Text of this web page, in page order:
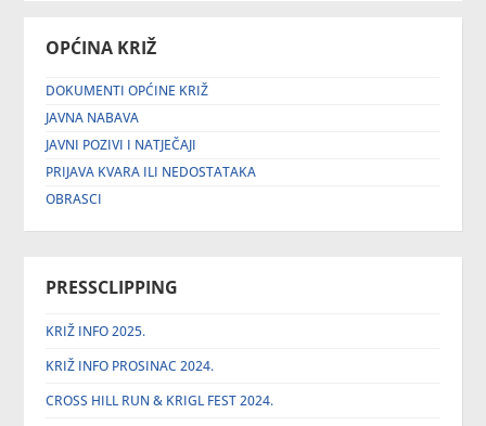
OPĆINA KRIŽ
DOKUMENTI OPĆINE KRIŽ
JAVNA NABAVA
JAVNI POZIVI I NATJEČAJI
PRIJAVA KVARA ILI NEDOSTATAKA
OBRASCI
PRESSCLIPPING
KRIŽ INFO 2025.
KRIŽ INFO PROSINAC 2024.
CROSS HILL RUN & KRIGL FEST 2024.